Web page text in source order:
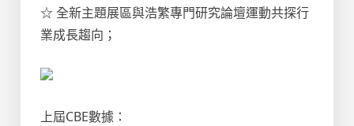
☆ 全新主題展區與浩繁專門研究論壇運動共探行
業成長趨向；
上屆CBE數據：